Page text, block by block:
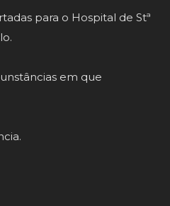
para o Hospital de Stª
em que